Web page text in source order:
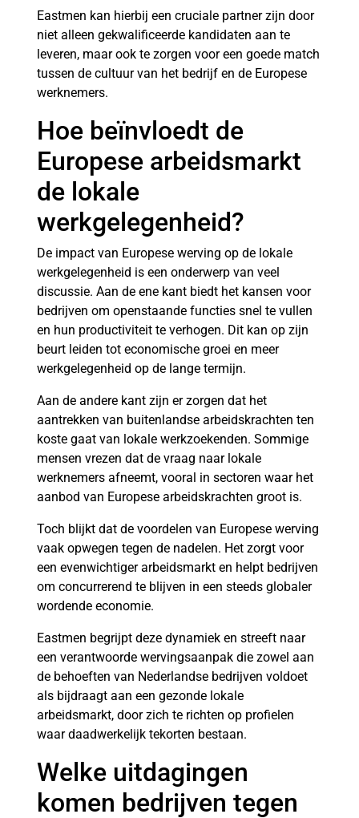
Eastmen kan hierbij een cruciale partner zijn door
niet alleen gekwalificeerde kandidaten aan te
leveren, maar ook te zorgen voor een goede match
tussen de cultuur van het bedrijf en de Europese
werknemers.
Hoe beïnvloedt de
Europese arbeidsmarkt
de lokale
werkgelegenheid?
De impact van Europese werving op de lokale
werkgelegenheid is een onderwerp van veel
discussie. Aan de ene kant biedt het kansen voor
bedrijven om openstaande functies snel te vullen
en hun productiviteit te verhogen. Dit kan op zijn
beurt leiden tot economische groei en meer
werkgelegenheid op de lange termijn.
Aan de andere kant zijn er zorgen dat het
aantrekken van buitenlandse arbeidskrachten ten
koste gaat van lokale werkzoekenden. Sommige
mensen vrezen dat de vraag naar lokale
werknemers afneemt, vooral in sectoren waar het
aanbod van Europese arbeidskrachten groot is.
Toch blijkt dat de voordelen van Europese werving
vaak opwegen tegen de nadelen. Het zorgt voor
een evenwichtiger arbeidsmarkt en helpt bedrijven
om concurrerend te blijven in een steeds globaler
wordende economie.
Eastmen begrijpt deze dynamiek en streeft naar
een verantwoorde wervingsaanpak die zowel aan
de behoeften van Nederlandse bedrijven voldoet
als bijdraagt aan een gezonde lokale
arbeidsmarkt, door zich te richten op profielen
waar daadwerkelijk tekorten bestaan.
Welke uitdagingen
komen bedrijven tegen